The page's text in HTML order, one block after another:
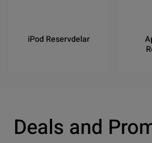
iPod Reservdelar
Deals and